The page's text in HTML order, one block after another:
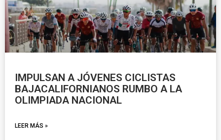
IMPULSAN A JÓVENES CICLISTAS
BAJACALIFORNIANOS RUMBO A LA
OLIMPIADA NACIONAL
LEER MÁS »